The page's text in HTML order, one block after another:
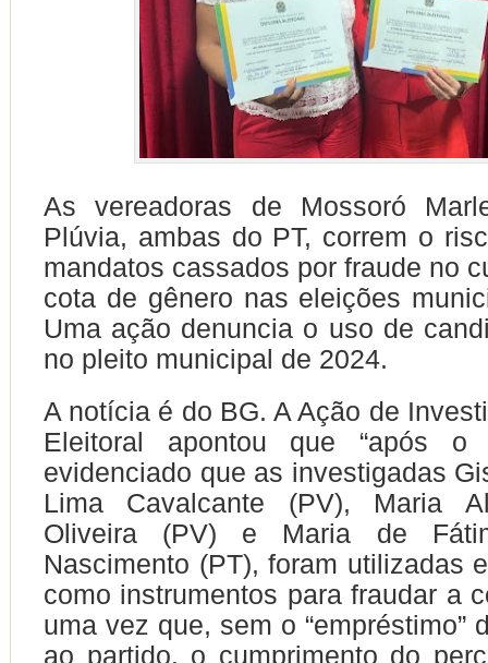
As vereadoras de Mossoró
Plúvia, ambas do PT, correm o
mandatos cassados por fraude no
cota de gênero nas eleições
Uma ação denuncia o uso de
no pleito municipal de 2024.
A notícia é do BG. A Ação de
Eleitoral apontou que “após o
evidenciado que as investigadas
Lima Cavalcante (PV), Maria
Oliveira (PV) e Maria de
Nascimento (PT), foram utilizadas
como instrumentos para fraudar a
uma vez que, sem o “empréstimo”
ao partido, o cumprimento do